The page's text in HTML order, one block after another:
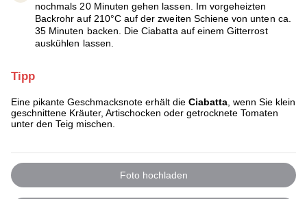
nochmals 20 Minuten gehen lassen. Im vorgeheizten
Backrohr auf 210°C auf der zweiten Schiene von unten ca.
35 Minuten backen. Die Ciabatta auf einem Gitterrost
auskühlen lassen.
Tipp
Eine pikante Geschmacksnote erhält die Ciabatta , wenn Sie klein
geschnittene Kräuter, Artischocken oder getrocknete Tomaten
unter den Teig mischen.
Foto hochladen